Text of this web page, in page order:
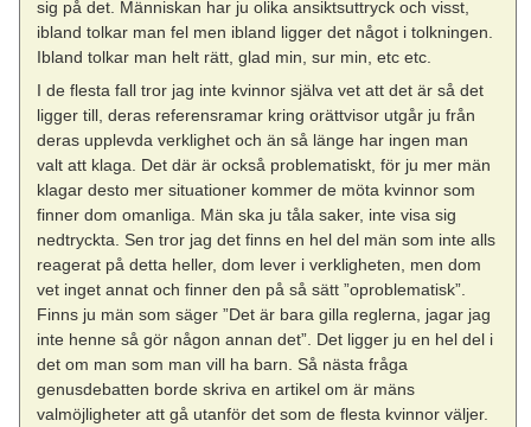
sig på det. Människan har ju olika ansiktsuttryck och visst,
ibland tolkar man fel men ibland ligger det något i tolkningen.
Ibland tolkar man helt rätt, glad min, sur min, etc etc.
I de flesta fall tror jag inte kvinnor själva vet att det är så det
ligger till, deras referensramar kring orättvisor utgår ju från
deras upplevda verklighet och än så länge har ingen man
valt att klaga. Det där är också problematiskt, för ju mer män
klagar desto mer situationer kommer de möta kvinnor som
finner dom omanliga. Män ska ju tåla saker, inte visa sig
nedtryckta. Sen tror jag det finns en hel del män som inte alls
reagerat på detta heller, dom lever i verkligheten, men dom
vet inget annat och finner den på så sätt ”oproblematisk”.
Finns ju män som säger ”Det är bara gilla reglerna, jagar jag
inte henne så gör någon annan det”. Det ligger ju en hel del i
det om man som man vill ha barn. Så nästa fråga
genusdebatten borde skriva en artikel om är mäns
valmöjligheter att gå utanför det som de flesta kvinnor väljer.